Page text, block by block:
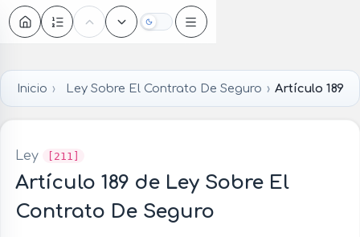
Oscuro
Inicio Ley Sobre El Contrato De Seguro Artículo 189
Ley [211]
Artículo 189 de Ley Sobre El
Contrato De Seguro